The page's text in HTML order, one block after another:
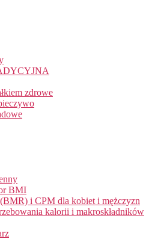
zdrowe
BMI
i CPM dla kobiet i mężczyzn
kalorii i makroskładników